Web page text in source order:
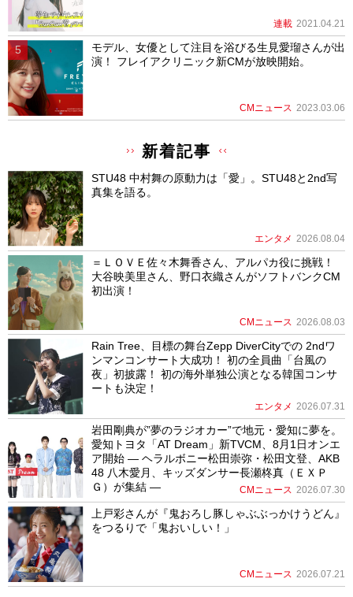
連載 2021.04.21
モデル、女優として注目を浴びる生見愛瑠さんが出
演！ フレイアクリニック新CMが放映開始。
CMニュース 2023.03.06
新着記事
STU48 中村舞の原動力は「愛」。STU48と2nd写
真集を語る。
エンタメ 2026.08.04
＝ＬＯＶＥ佐々木舞香さん、アルパカ役に挑戦！
大谷映美里さん、野口衣織さんがソフトバンクCM
初出演！
CMニュース 2026.08.03
Rain Tree、目標の舞台Zepp DiverCityでの 2ndワ
ンマンコンサート大成功！ 初の全員曲「台風の
夜」初披露！ 初の海外単独公演となる韓国コンサ
ートも決定！
エンタメ 2026.07.31
岩田剛典が”夢のラジオカー”で地元・愛知に夢を。
愛知トヨタ「AT Dream」新TVCM、8月1日オンエ
ア開始 ― ヘラルボニー松田崇弥・松田文登、AKB
48 八木愛月、キッズダンサー長瀬柊真（ＥＸＰ
Ｇ）が集結 ―
CMニュース 2026.07.30
上戸彩さんが『鬼おろし豚しゃぶぶっかけうどん』
をつるりで「鬼おいしい！」
CMニュース 2026.07.21